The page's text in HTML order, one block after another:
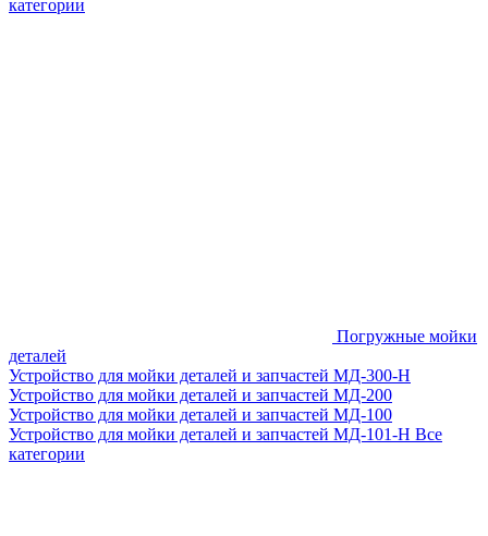
категории
Погружные мойки
деталей
Устройство для мойки деталей и запчастей МД-300-H
Устройство для мойки деталей и запчастей МД-200
Устройство для мойки деталей и запчастей МД-100
Устройство для мойки деталей и запчастей МД-101-Н Все
категории